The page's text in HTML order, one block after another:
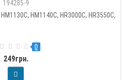
194285-9
HM1140C, HR3000C, HR3550C,
0
249грн.